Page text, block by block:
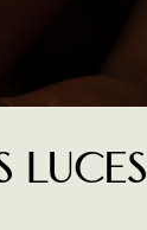
luces